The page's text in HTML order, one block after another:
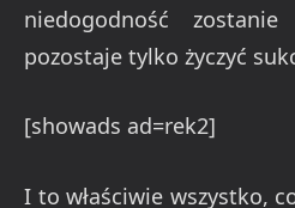
niedogodność
pozostaje tylko życzyć
[showads ad=rek2]
I to właściwie wszystko,